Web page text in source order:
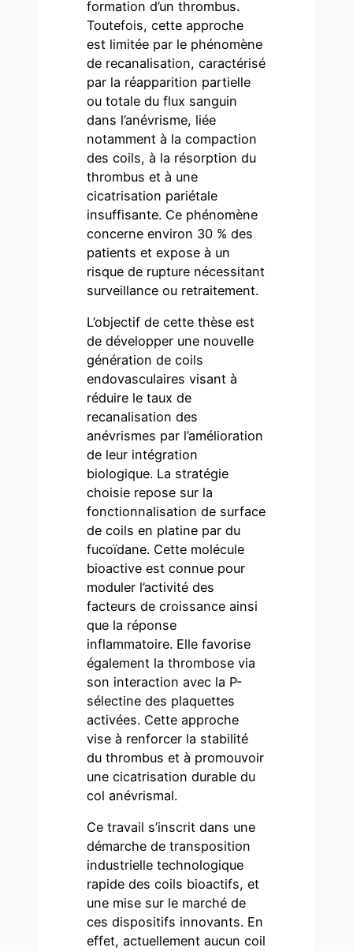
formation d’un thrombus.
Toutefois, cette approche
est limitée par le phénomène
de recanalisation, caractérisé
par la réapparition partielle
ou totale du flux sanguin
dans l’anévrisme, liée
notamment à la compaction
des coils, à la résorption du
thrombus et à une
cicatrisation pariétale
insuffisante. Ce phénomène
concerne environ 30 % des
patients et expose à un
risque de rupture nécessitant
surveillance ou retraitement.
L’objectif de cette thèse est
de développer une nouvelle
génération de coils
endovasculaires visant à
réduire le taux de
recanalisation des
anévrismes par l’amélioration
de leur intégration
biologique. La stratégie
choisie repose sur la
fonctionnalisation de surface
de coils en platine par du
fucoïdane. Cette molécule
bioactive est connue pour
moduler l’activité des
facteurs de croissance ainsi
que la réponse
inflammatoire. Elle favorise
également la thrombose via
son interaction avec la P-
sélectine des plaquettes
activées. Cette approche
vise à renforcer la stabilité
du thrombus et à promouvoir
une cicatrisation durable du
col anévrismal.
Ce travail s’inscrit dans une
démarche de transposition
industrielle technologique
rapide des coils bioactifs, et
une mise sur le marché de
ces dispositifs innovants. En
effet, actuellement aucun coil